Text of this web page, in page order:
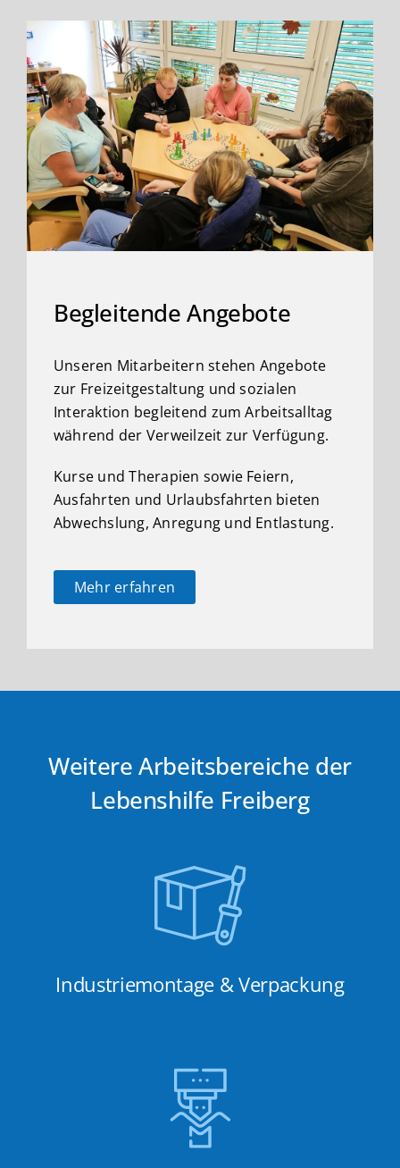
Begleitende Angebote
Unseren Mitarbeitern stehen Angebote
zur Freizeitgestaltung und sozialen
Interaktion begleitend zum Arbeitsalltag
während der Verweilzeit zur Verfügung.
Kurse und Therapien sowie Feiern,
Ausfahrten und Urlaubsfahrten bieten
Abwechslung, Anregung und Entlastung.
Mehr erfahren
Weitere Arbeitsbereiche der
Lebenshilfe Freiberg
Industriemontage & Verpackung